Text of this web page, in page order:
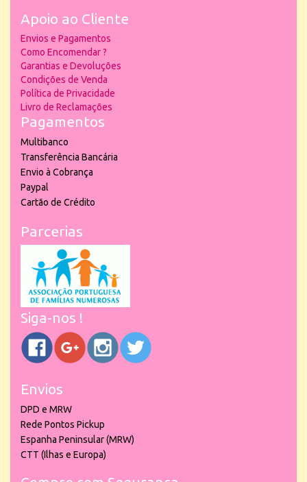
Apoio ao Cliente
Envios e Pagamentos
Como Encomendar ?
Garantias e Devoluções
Condições de Venda
Política de Privacidade
Livro de Reclamações
Pagamentos
Multibanco
Transferência Bancária
Envio à Cobrança
Paypal
Cartão de Crédito
Parcerias
Siga-nos !
Envios
DPD e MRW
Rede Pontos Pickup
Espanha Peninsular (MRW)
CTT (Ilhas e Europa)